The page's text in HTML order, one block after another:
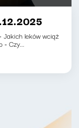
leków wciąż
- Czy...